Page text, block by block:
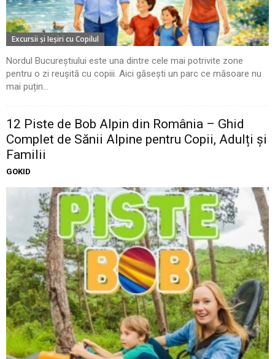
Excursii şi Ieşiri cu Copilul
Nordul Bucureștiului este una dintre cele mai potrivite zone
pentru o zi reușită cu copiii. Aici găsești un parc ce măsoare nu
mai puțin...
12 Piste de Bob Alpin din România – Ghid
Complet de Sănii Alpine pentru Copii, Adulți și
Familii
GOKID